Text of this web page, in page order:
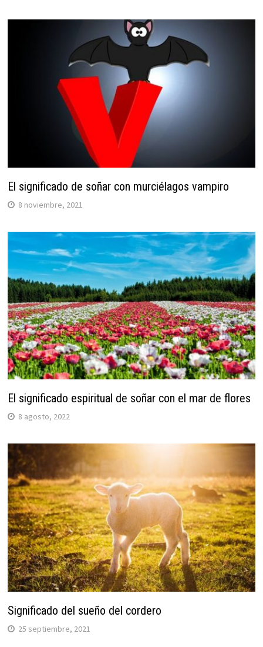
El significado de soñar con murciélagos vampiro
8 noviembre, 2021
El significado espiritual de soñar con el mar de flores
8 agosto, 2022
Significado del sueño del cordero
25 septiembre, 2021